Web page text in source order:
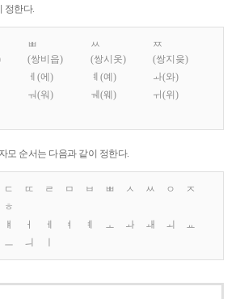
정한다.
ㅃ
(쌍비읍)
ㅆ
(쌍시옷)
ㅉ
(쌍지읒)
ㅔ(에) ㅖ(예)
ㅘ(와)
ㅝ(워) ㅞ(웨)
ㅟ(위)
모 순서는 다음과 같이 정한다.
ㄷ ㄸ ㄹ ㅁ ㅂ ㅃ ㅅ ㅆ ㅇ
ㅈ
ㅎ
ㅒ ㅓ ㅔ ㅕ ㅖ ㅗ ㅘ ㅙ ㅚ
ㅛ
ㅡ ㅢ